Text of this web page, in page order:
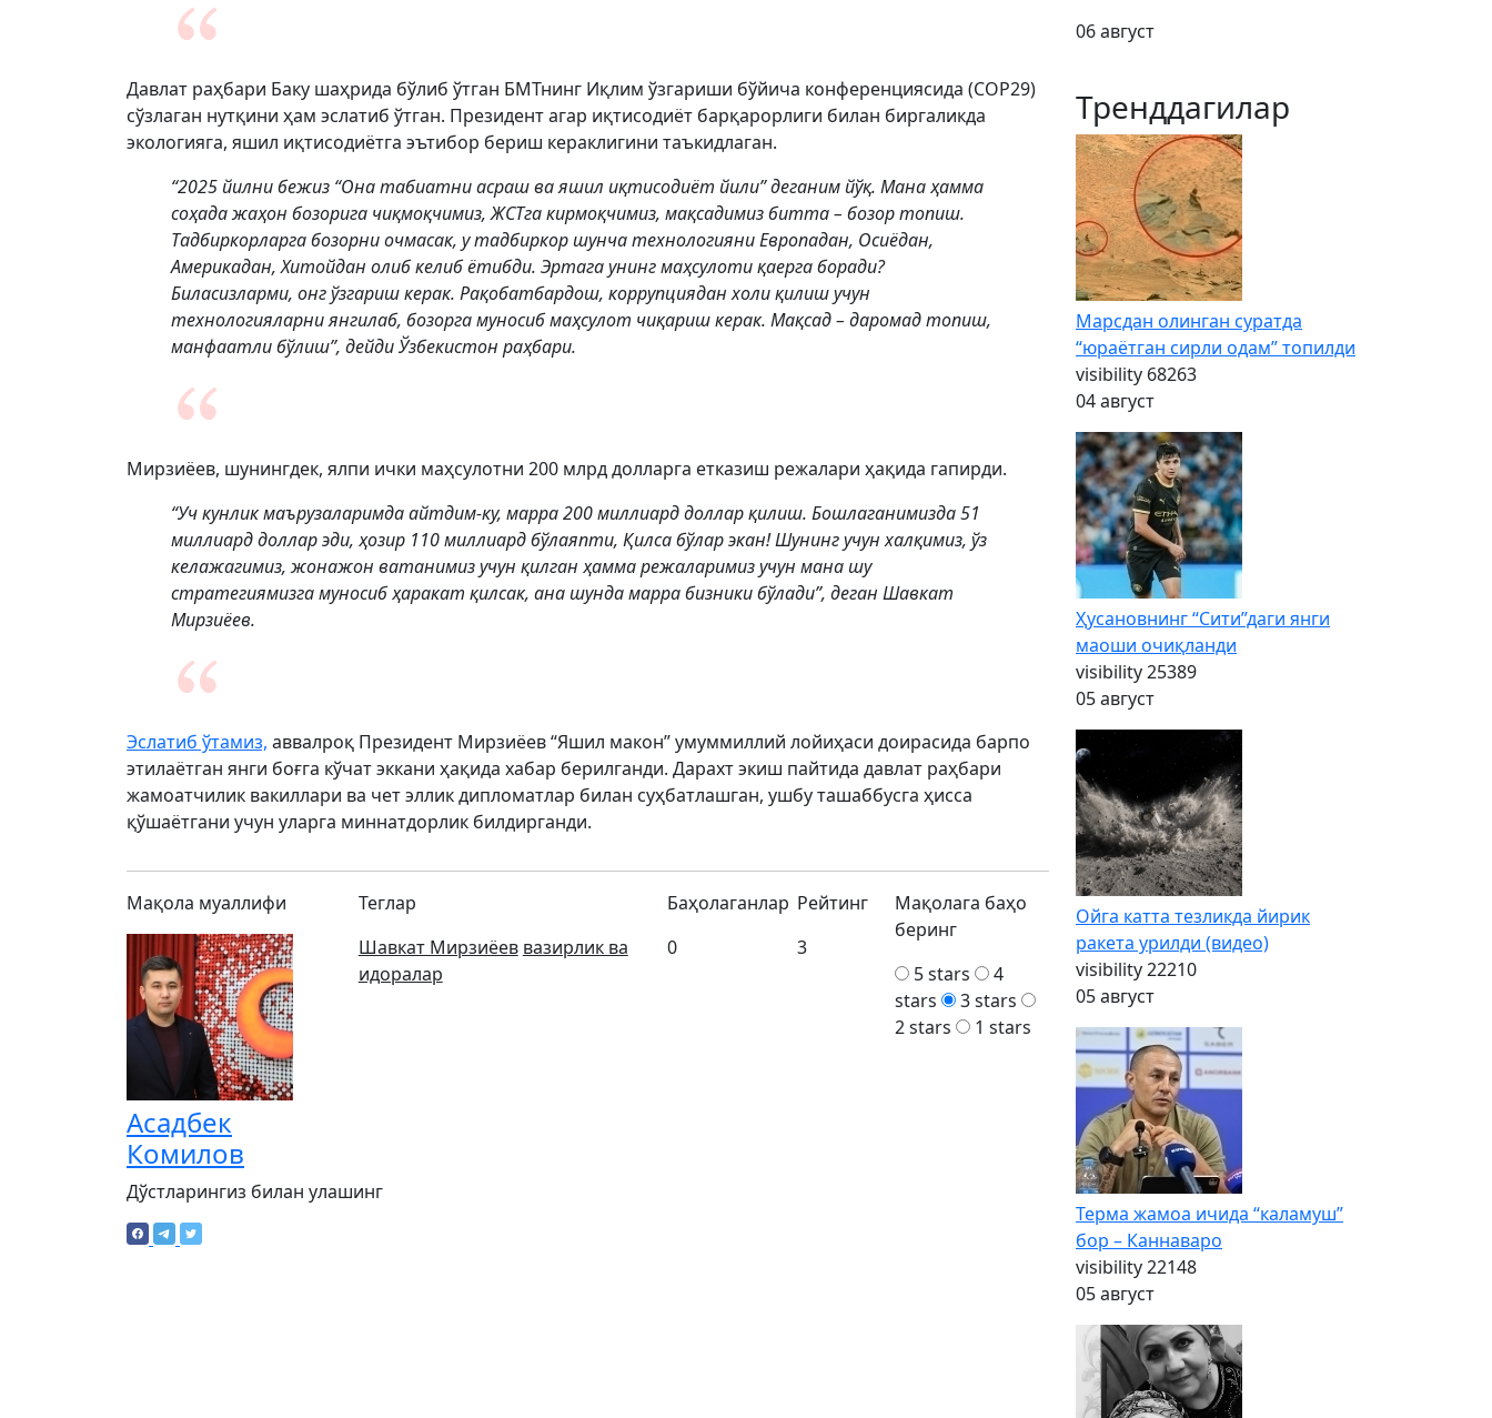
Давлат раҳбари Баку шаҳрида бўлиб ўтган БМТнинг Иқлим ўзгариши бўйича конференциясида (COP29)
сўзлаган нутқини ҳам эслатиб ўтган. Президент агар иқтисодиёт барқарорлиги билан биргаликда
экологияга, яшил иқтисодиётга эътибор бериш кераклигини таъкидлаган.
“2025 йилни бежиз “Она табиатни асраш ва яшил иқтисодиёт йили” деганим йўқ. Мана ҳамма
соҳада жаҳон бозорига чиқмоқчимиз, ЖСТга кирмоқчимиз, мақсадимиз битта – бозор топиш.
Тадбиркорларга бозорни очмасак, у тадбиркор шунча технологияни Европадан, Осиёдан,
Америкадан, Хитойдан олиб келиб ётибди. Эртага унинг маҳсулоти қаерга боради?
Биласизларми, онг ўзгариш керак. Рақобатбардош, коррупциядан холи қилиш учун
технологияларни янгилаб, бозорга муносиб маҳсулот чиқариш керак. Мақсад – даромад топиш,
манфаатли бўлиш”, дейди Ўзбекистон раҳбари.
Мирзиёев, шунингдек, ялпи ички маҳсулотни 200 млрд долларга етказиш режалари ҳақида гапирди.
“Уч кунлик маърузаларимда айтдим-ку, марра 200 миллиард доллар қилиш. Бошлаганимизда 51
миллиард доллар эди, ҳозир 110 миллиард бўлаяпти, Қилса бўлар экан! Шунинг учун халқимиз, ўз
келажагимиз, жонажон ватанимиз учун қилган ҳамма режаларимиз учун мана шу
стратегиямизга муносиб ҳаракат қилсак, ана шунда марра бизники бўлади”, деган Шавкат
Мирзиёев.
Эслатиб ўтамиз, аввалроқ Президент Мирзиёев “Яшил макон” умуммиллий лойиҳаси доирасида барпо
этилаётган янги боғга кўчат эккани ҳақида хабар берилганди. Дарахт экиш пайтида давлат раҳбари
жамоатчилик вакиллари ва чет эллик дипломатлар билан суҳбатлашган, ушбу ташаббусга ҳисса
қўшаётгани учун уларга миннатдорлик билдирганди.
Мақола муаллифи
Асадбек
Комилов
Теглар
Шавкат Мирзиёев вазирлик ва
идоралар
Баҳолаганлар
0
Рейтинг
3
Мақолага баҳо
беринг
5 stars
4
stars
3 stars
2 stars
1 stars
Дўстларингиз билан улашинг
06 август
Тренддагилар
Марсдан олинган суратда
“юраётган сирли одам” топилди
visibility 68263
04 август
Ҳусановнинг “Сити”даги янги
маоши очиқланди
visibility25389
05 август
Ойга катта тезликда йирик
ракета урилди (видео)
visibility22210
05 август
Терма жамоа ичида “каламуш”
бор – Каннаваро
visibility22148
05 август